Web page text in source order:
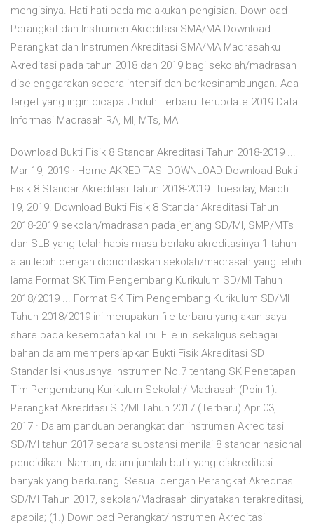
mengisinya. Hati-hati pada melakukan pengisian. Download
Perangkat dan Instrumen Akreditasi SMA/MA Download
Perangkat dan Instrumen Akreditasi SMA/MA Madrasahku
Akreditasi pada tahun 2018 dan 2019 bagi sekolah/madrasah
diselenggarakan secara intensif dan berkesinambungan. Ada
target yang ingin dicapa Unduh Terbaru Terupdate 2019 Data
Informasi Madrasah RA, MI, MTs, MA
Download Bukti Fisik 8 Standar Akreditasi Tahun 2018-2019 ...
Mar 19, 2019 · Home AKREDITASI DOWNLOAD Download Bukti
Fisik 8 Standar Akreditasi Tahun 2018-2019. Tuesday, March
19, 2019. Download Bukti Fisik 8 Standar Akreditasi Tahun
2018-2019 sekolah/madrasah pada jenjang SD/MI, SMP/MTs
dan SLB yang telah habis masa berlaku akreditasinya 1 tahun
atau lebih dengan diprioritaskan sekolah/madrasah yang lebih
lama Format SK Tim Pengembang Kurikulum SD/MI Tahun
2018/2019 ... Format SK Tim Pengembang Kurikulum SD/MI
Tahun 2018/2019 ini merupakan file terbaru yang akan saya
share pada kesempatan kali ini. File ini sekaligus sebagai
bahan dalam mempersiapkan Bukti Fisik Akreditasi SD
Standar Isi khususnya Instrumen No.7 tentang SK Penetapan
Tim Pengembang Kurikulum Sekolah/ Madrasah (Poin 1).
Perangkat Akreditasi SD/MI Tahun 2017 (Terbaru) Apr 03,
2017 · Dalam panduan perangkat dan instrumen Akreditasi
SD/MI tahun 2017 secara substansi menilai 8 standar nasional
pendidikan. Namun, dalam jumlah butir yang diakreditasi
banyak yang berkurang. Sesuai dengan Perangkat Akreditasi
SD/MI Tahun 2017, sekolah/Madrasah dinyatakan terakreditasi,
apabila; (1.) Download Perangkat/Instrumen Akreditasi